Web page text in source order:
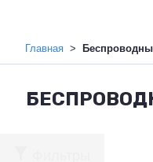
Главная